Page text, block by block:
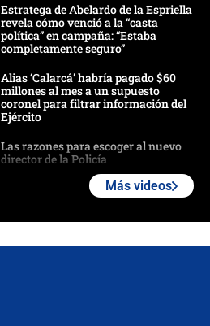
Estratega de Abelardo de la Espriella
revela cómo venció a la “casta
política” en campaña: “Estaba
completamente seguro”
Alias ‘Calarcá’ habría pagado $60
millones al mes a un supuesto
coronel para filtrar información del
Ejército
Las razones para escoger al nuevo
director de la Policía
Más videos